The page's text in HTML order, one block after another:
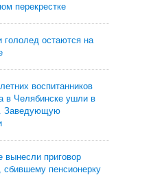
перекрестке
гололед остаются на
воспитанников
в Челябинске ушли в
Заведующую
вынесли приговор
сбившему пенсионерку